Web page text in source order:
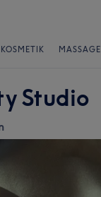
KOSMETIK MASSAGE
Studio